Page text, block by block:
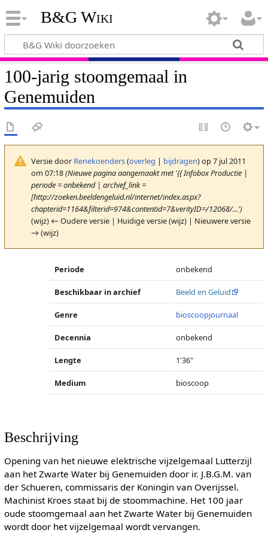
B&G Wiki
100-jarig stoomgemaal in
Genemuiden
Versie door Renekoenders(overleg | bijdragen)op 7 jul 2011
om 07:18(Nieuwe pagina aangemaakt met '{{ Infobox Productie |
periode = onbekend | archief_link =
[http://zoeken.beeldengeluid.nl/internet/index.aspx?
chapterid=1164&filterid=974&contentid=7&verityID=/12068/...')
(wijz) ← Oudere versie | Huidige versie (wijz) | Nieuwere versie
→ (wijz)
Periode onbekend
Beschikbaar in archief Beeld en Geluid
Genre bioscoopjournaal
Decennia onbekend
Lengte 1'36"
Medium bioscoop
Beschrijving
Opening van het nieuwe elektrische vijzelgemaal Lutterzijl
aan het Zwarte Water bij Genemuiden door ir. J.B.G.M. van
der Schueren, commissaris der Koningin van Overijssel.
Machinist Kroes staat bij de stoommachine. Het 100 jaar
oude stoomgemaal aan het Zwarte Water bij Genemuiden
wordt door het vijzelgemaal wordt vervangen.